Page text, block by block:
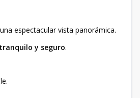
espectacular vista panorámica.
y seguro.